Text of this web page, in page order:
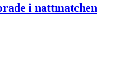
i nattmatchen